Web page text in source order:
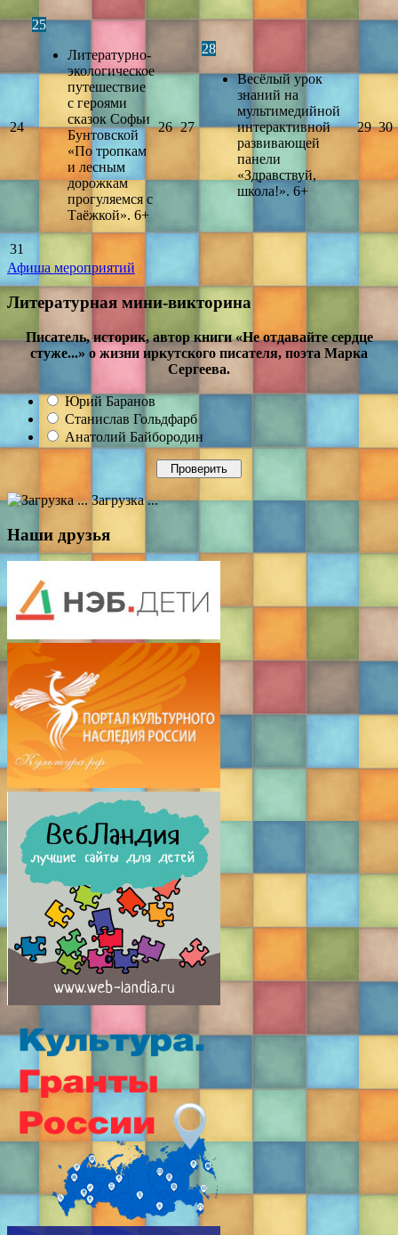
24
25
Литературно-
экологическое
путешествие
с героями
сказок Софьи
Бунтовской
«По тропкам
и лесным
дорожкам
прогуляемся с
Таёжкой». 6+
26 27
28
Весёлый урок
знаний на
мультимедийной
интерактивной
развивающей
панели
«Здравствуй,
школа!». 6+
29 30
31
Афиша мероприятий
Литературная мини-викторина
Писатель, историк, автор книги «Не отдавайте сердце
стуже...» о жизни иркутского писателя, поэта Марка
Сергеева.
Юрий Баранов
Станислав Гольдфарб
Анатолий Байбородин
Загрузка ...
Наши друзья